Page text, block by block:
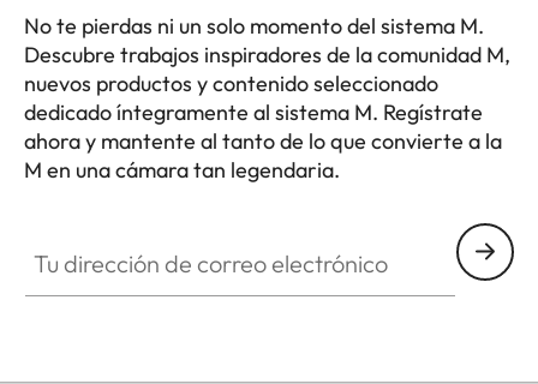
No te pierdas ni un solo momento del sistema M.
Descubre trabajos inspiradores de la comunidad M,
nuevos productos y contenido seleccionado
dedicado íntegramente al sistema M. Regístrate
ahora y mantente al tanto de lo que convierte a la
M en una cámara tan legendaria.